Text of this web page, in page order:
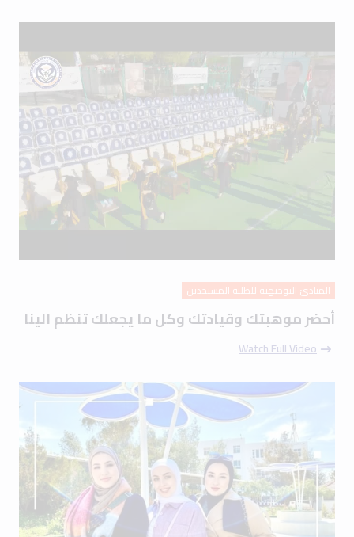
المبادئ التوجيهية للطلبة المستجدين
أحضر موهبتك وقيادتك وكل ما يجعلك تنظم الينا
Watch Full Video